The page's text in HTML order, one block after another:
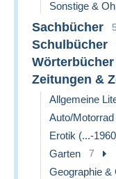
Sonstige &
Sachbücher
Schulbücher
Wörterbücher
Zeitungen &
Allgemeine
Auto/Motorrad
Erotik (...-
Garten 7
Geographie &